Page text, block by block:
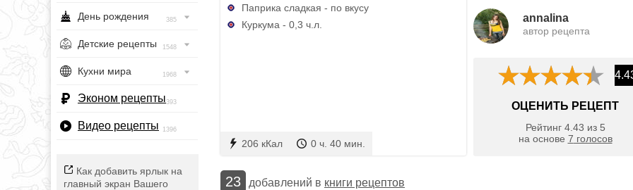
День рождения 385
Детские рецепты 1548
Кухни мира 1968
Эконом рецепты393
Видео рецепты 1396
Как добавить ярлык на
главный экран Вашего
Паприка сладкая - по вкусу
Куркума - 0,3 ч.л.
206 кКал 0 ч. 40 мин.
annalina
автор рецепта
ОЦЕНИТЬ РЕЦЕПТ
Рейтинг 4.43 из 5
на основе 7 голосов
23 добавлений в книги рецептов